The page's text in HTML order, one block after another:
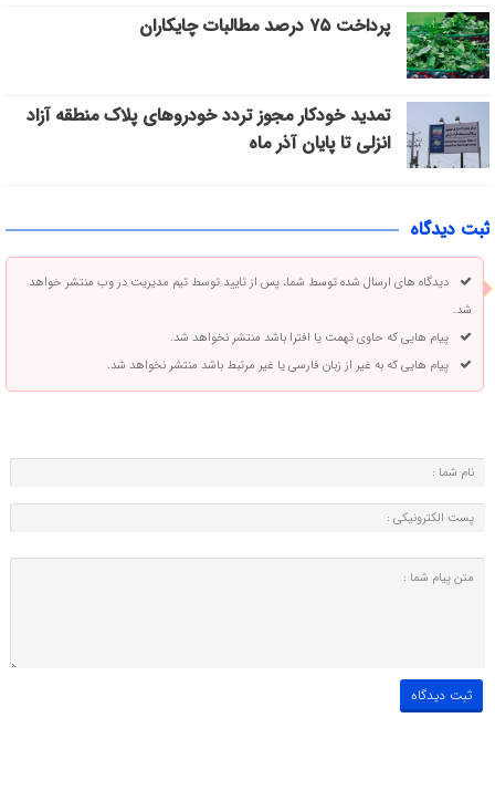
پرداخت ۷۵ درصد مطالبات چایکاران
تمدید خودکار مجوز تردد خودروهای پلاک منطقه آزاد
انزلی تا پایان آذر ماه
ثبت دیدگاه
دیدگاه های ارسال شده توسط شما، پس از تایید توسط تیم مدیریت در وب منتشر خواهد
شد.
پیام هایی که حاوی تهمت یا افترا باشد منتشر نخواهد شد.
پیام هایی که به غیر از زبان فارسی یا غیر مرتبط باشد منتشر نخواهد شد.